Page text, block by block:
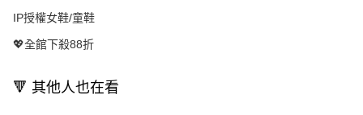
IP授權女鞋/童鞋
💖全館下殺88折
🔻 其他人也在看